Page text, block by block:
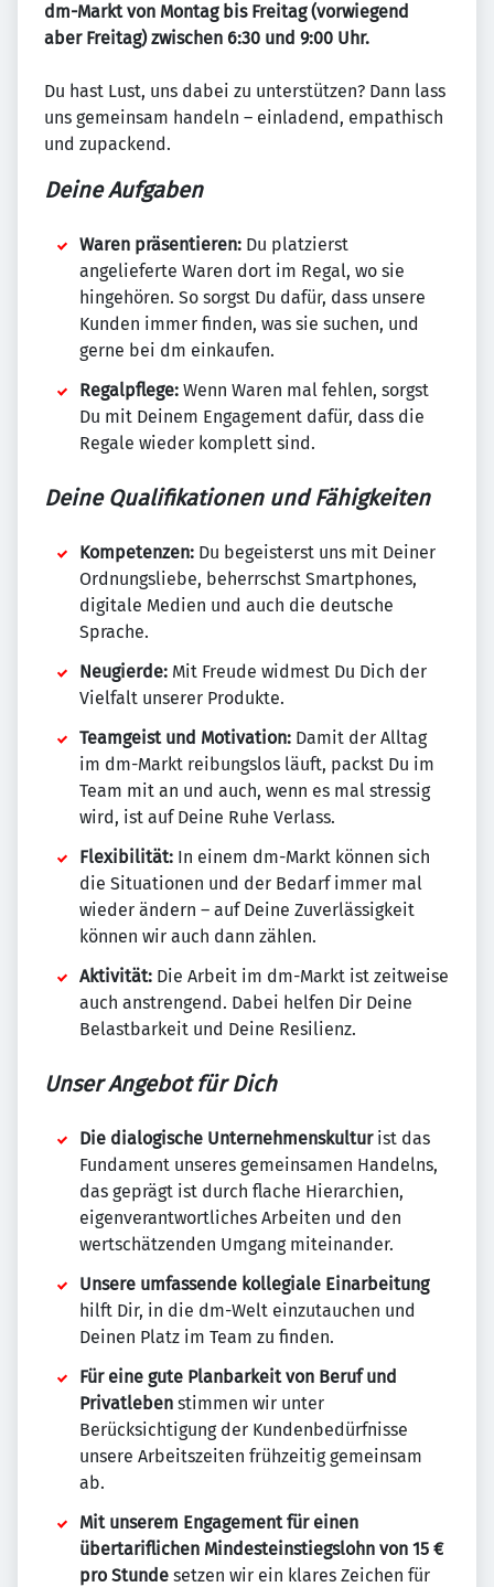
dm-Markt von Montag bis Freitag (vorwiegend
aber Freitag) zwischen 6:30 und 9:00 Uhr.
Du hast Lust, uns dabei zu unterstützen? Dann lass
uns gemeinsam handeln – einladend, empathisch
und zupackend.
Deine Aufgaben
Waren präsentieren: Du platzierst
angelieferte Waren dort im Regal, wo sie
hingehören. So sorgst Du dafür, dass unsere
Kunden immer finden, was sie suchen, und
gerne bei dm einkaufen.
Regalpflege: Wenn Waren mal fehlen, sorgst
Du mit Deinem Engagement dafür, dass die
Regale wieder komplett sind.
Deine Qualifikationen und Fähigkeiten
Kompetenzen: Du begeisterst uns mit Deiner
Ordnungsliebe, beherrschst Smartphones,
digitale Medien und auch die deutsche
Sprache.
Neugierde: Mit Freude widmest Du Dich der
Vielfalt unserer Produkte.
Teamgeist und Motivation: Damit der Alltag
im dm-Markt reibungslos läuft, packst Du im
Team mit an und auch, wenn es mal stressig
wird, ist auf Deine Ruhe Verlass.
Flexibilität: In einem dm-Markt können sich
die Situationen und der Bedarf immer mal
wieder ändern – auf Deine Zuverlässigkeit
können wir auch dann zählen.
Aktivität: Die Arbeit im dm-Markt ist zeitweise
auch anstrengend. Dabei helfen Dir Deine
Belastbarkeit und Deine Resilienz.
Unser Angebot für Dich
Die dialogische Unternehmenskultur ist das
Fundament unseres gemeinsamen Handelns,
das geprägt ist durch flache Hierarchien,
eigenverantwortliches Arbeiten und den
wertschätzenden Umgang miteinander.
Unsere umfassende kollegiale Einarbeitung
hilft Dir, in die dm-Welt einzutauchen und
Deinen Platz im Team zu finden.
Für eine gute Planbarkeit von Beruf und
Privatleben stimmen wir unter
Berücksichtigung der Kundenbedürfnisse
unsere Arbeitszeiten frühzeitig gemeinsam
ab.
Mit unserem Engagement für einen
übertariflichen Mindesteinstiegslohn von 15 €
pro Stunde setzen wir ein klares Zeichen für